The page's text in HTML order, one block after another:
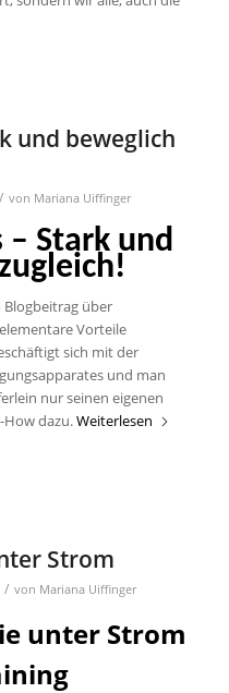
und beweglich
/ von Mariana Uiffinger
Stark und
Blogbeitrag über
Vorteile
sich mit der
und man
nur seinen eigenen
dazu.Weiterlesen
Strom
/ von Mariana Uiffinger
unter Strom